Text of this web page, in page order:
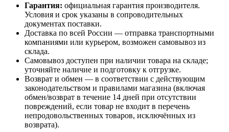
Гарантия: официальная гарантия производителя.
Условия и срок указаны в сопроводительных
документах поставки.
Доставка по всей России — отправка транспортными
компаниями или курьером, возможен самовывоз из
склада.
Самовывоз доступен при наличии товара на складе;
уточняйте наличие и подготовку к отгрузке.
Возврат и обмен — в соответствии с действующим
законодательством и правилами магазина (включая
обмен/возврат в течение 14 дней при отсутствии
повреждений, если товар не входит в перечень
непродовольственных товаров, исключённых из
возврата).